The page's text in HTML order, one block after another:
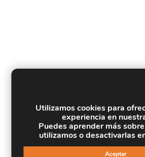
Utilizamos cookies para
experiencia en
Puedes aprender más
utilizamos o desactivarlas
Aceptar